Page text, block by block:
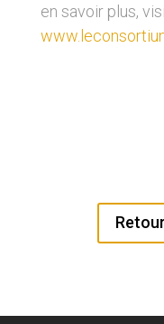
en savoir plus,